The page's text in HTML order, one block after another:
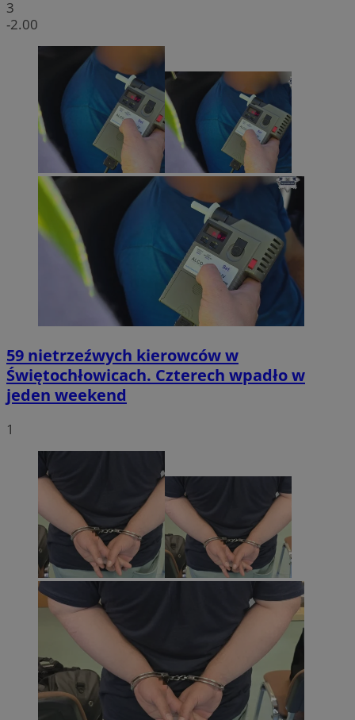
3
-2.00
59 nietrzeźwych kierowców w
Świętochłowicach. Czterech wpadło w
jeden weekend
1